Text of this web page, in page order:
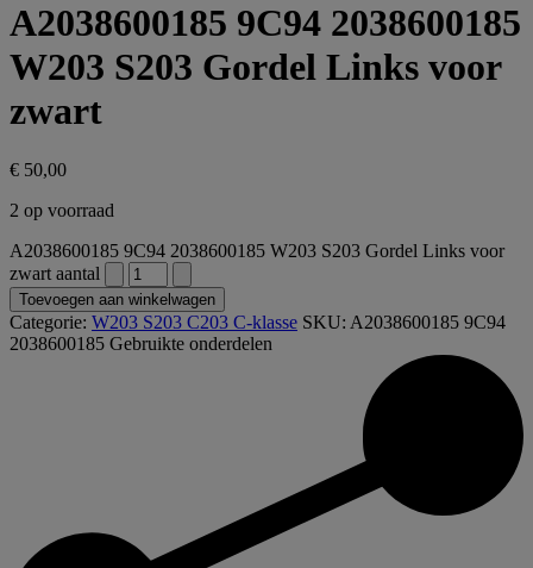
A2038600185 9C94 2038600185
W203 S203 Gordel Links voor
zwart
€ 50,00
2 op voorraad
A2038600185 9C94 2038600185 W203 S203 Gordel Links voor
zwart aantal
Toevoegen aan winkelwagen
Categorie: W203 S203 C203 C-klasse SKU: A2038600185 9C94
2038600185 Gebruikte onderdelen